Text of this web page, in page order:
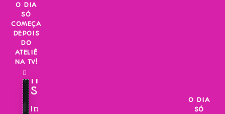
Skip
content
O DIA
SÓ
COMEÇA
DEPOIS
DO
ATELIÊ
NA TV!
INSCREVA-
SE!
Inscreva-
O DIA
SÓ